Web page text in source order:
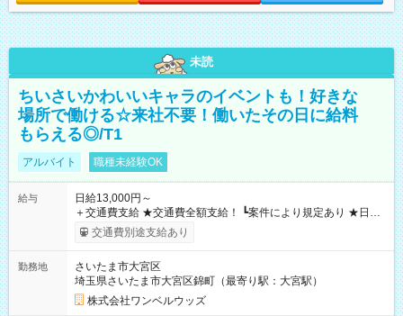
未読
ちいさいかわいいキャラのイベントも！好きな
場所で働ける☆来社不要！働いたその日に給料
もらえる◎/T1
アルバイト 職種未経験OK
給与
日給13,000円～
＋交通費支給 ★交通費全額支給！ ┗案件により規定あり ★日払
いOK！（規定あり） ┗働いたその日に現金GET♪ お仕事後はコ
ンビニATMから 日払い分を引き落とせます！ 【試用期間】試
交通費別途支給あり
勤務地
さいたま市大宮区
埼玉県さいたま市大宮区錦町（最寄り駅：大宮駅）
株式会社ワンベルウッズ